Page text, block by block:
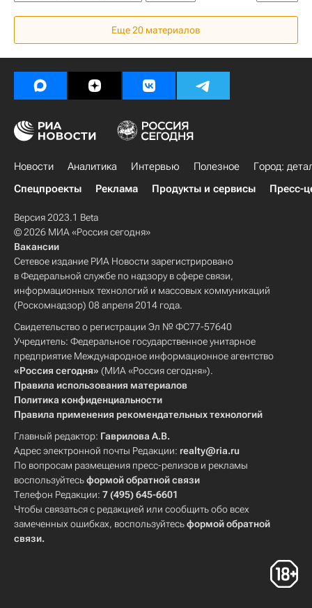
Следствие
Расследование дела "Оборонсервиса"
Анатолий Сердюков
Россия
Еще 20 материалов
Новости Аналитика Интервью Полезное
Город:
Спецпроекты
Реклама Продукты и сервисы Пресс-
Версия 2023.1 Beta
© 2026 МИА «Россия сегодня»
Вакансии
Сетевое издание РИА Новости зарегистрировано
в Федеральной службе по надзору в сфере связи,
информационных технологий и массовых коммуникаций
(Роскомнадзор) 08 апреля 2014 года.
Свидетельство о регистрации Эл № ФС77-57640
Учредитель: Федеральное государственное унитарное
предприятие Международное информационное агентство
«Россия сегодня» (МИА «Россия сегодня»).
Правила использования материалов
Политика конфиденциальности
Правила применения рекомендательных технологий
Главный редактор: Гаврилова А.В.
Адрес электронной почты Редакции: realty@ria.ru
По вопросам размещения пресс-релизов и рекламы
воспользуйтесьформой обратной связи
Телефон Редакции: 7 (495) 645-6601
Чтобы связаться с редакцией или сообщить обо всех
замеченных ошибках, воспользуйтесьформой обратной
связи.